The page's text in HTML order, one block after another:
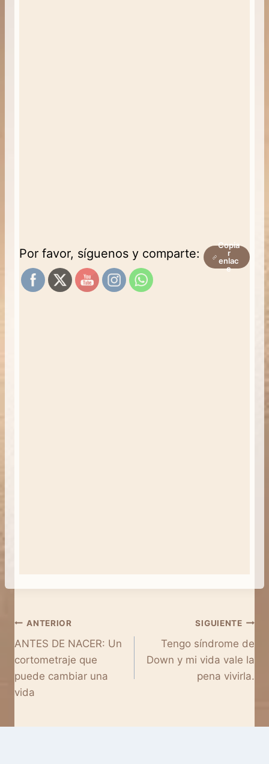
Por favor, síguenos y comparte:
Copia
r
enlac
e
Navegación
de
entradas
ANTERIOR
ANTES DE NACER: Un
cortometraje que
puede cambiar una
vida
SIGUIENTE
Tengo síndrome de
Down y mi vida vale la
pena vivirla.